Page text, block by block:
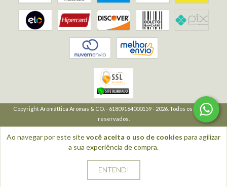
Ao navegar por este sitevocê aceita o uso de cookies para agilizar
a sua experiência de compra.
ENTENDI
Copyright Aromáttica Aromas & CO. - 61809164000159 - 2026. Todos os direitos
reservados.